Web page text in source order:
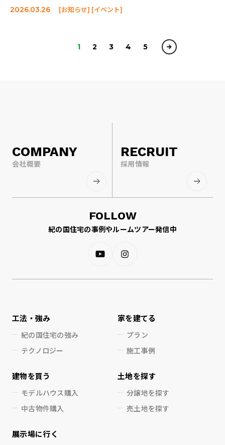
2026.03.26 [お知らせ] [イベント]
1 2 3 4 5
COMPANY
会社概要
RECRUIT
採用情報
FOLLOW
紀の国住宅の事例やルームツアー発信中
工法・強み
紀の国住宅の強み
テクノロジー
家を建てる
プラン
施工事例
建物を買う
モデルハウス購入
中古物件購入
土地を探す
分譲地を探す
売土地を探す
展示場に行く